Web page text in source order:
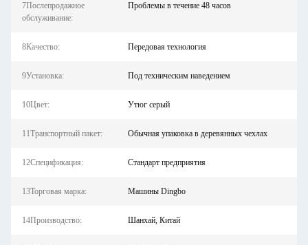
7Послепродажное
обслуживание:
Проблемы в течение 48 часов
8Качество: Передовая технология
9Установка: Под техническим наведением
10Цвет: Утюг серый
11Транспортный пакет: Обычная упаковка в деревянных чехлах
12Спецификация: Стандарт предприятия
13Торговая марка: Машины Dingbo
14Производство: Шанхай, Китай